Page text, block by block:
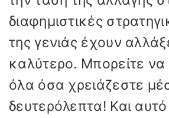
διαφημιστικές
της γενιάς έχουν
καλύτερο. Μπορείτε
όλα όσα χρειάζεστε
δευτερόλεπτα! Και